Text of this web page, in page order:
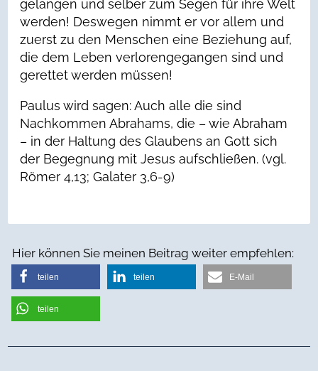
gelangen und selber zum Segen für ihre Welt
werden! Deswegen nimmt er vor allem und
zuerst zu den Menschen eine Beziehung auf,
die dem Leben verlorengegangen sind und
gerettet werden müssen!
Paulus wird sagen: Auch alle die sind
Nachkommen Abrahams, die – wie Abraham
– in der Haltung des Glaubens an Gott sich
der Begegnung mit Jesus aufschließen. (vgl.
Römer 4,13; Galater 3,6-9)
Hier können Sie meinen Beitrag weiter empfehlen:
teilen teilen E-Mail
teilen